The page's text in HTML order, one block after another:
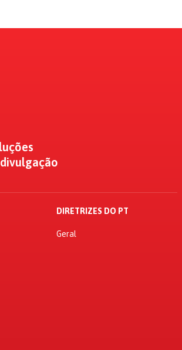
DIRETRIZES DO PT
Geral